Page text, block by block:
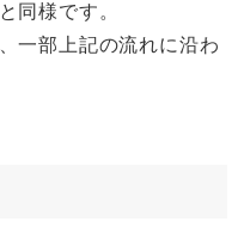
同様です。
一部上記の流れに沿わ